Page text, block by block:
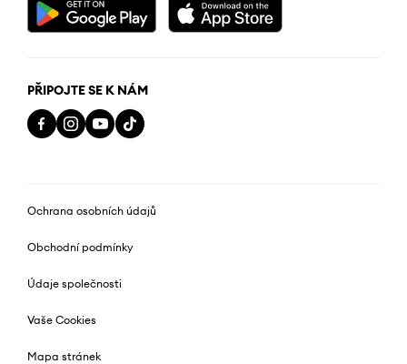
PŘIPOJTE SE K NÁM
Ochrana osobních údajů
Obchodní podmínky
Údaje společnosti
Vaše Cookies
Mapa stránek